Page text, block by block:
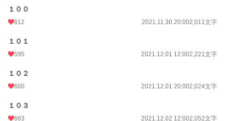
１００
612 2021.11.30 20:002,011文字
１０１
595 2021.12.01 12:002,221文字
１０２
600 2021.12.01 20:002,024文字
１０３
663 2021.12.02 12:002,052文字